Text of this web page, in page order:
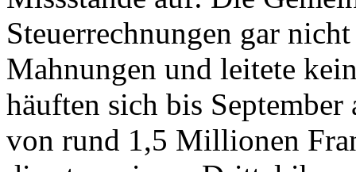
Steuerrechnungen gar
Mahnungen und leitete
häuften sich bis September
von rund 1,5 Millionen